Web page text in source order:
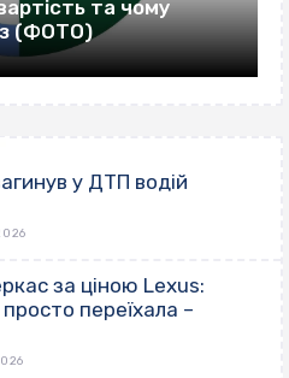
та чому
(ФОТО)
у ДТП водій
за ціною Lexus:
переїхала –